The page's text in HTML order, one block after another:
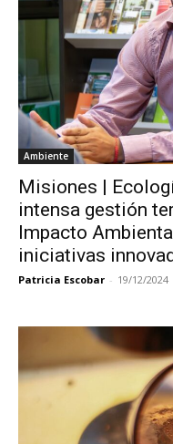
Ambiente
Misiones |
intensa gestión
Impacto
iniciativas
Patricia Escobar - 19/12/2024